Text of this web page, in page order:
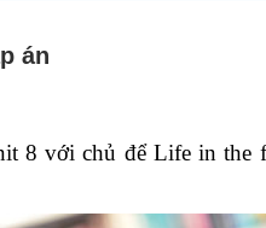
án
8 với chủ để Life in the